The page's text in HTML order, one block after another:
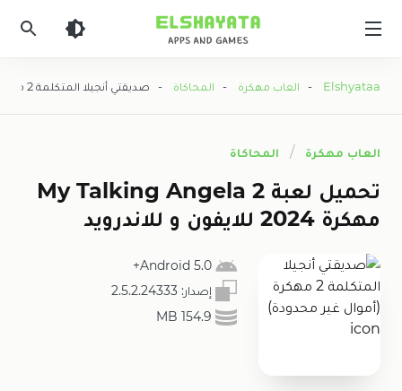
Elshyataa
- العاب مهكرة - المحاكاة - صديقتي أنجيلا المتكلمة 2 مهكرة (أموال غير محدودة)
العاب مهكرة المحاكاة
تحميل لعبة My Talking Angela 2
مهكرة 2024 للايفون و للاندرويد
Android 5.0+
إصدار: 2.5.2.24333
154.9 MB